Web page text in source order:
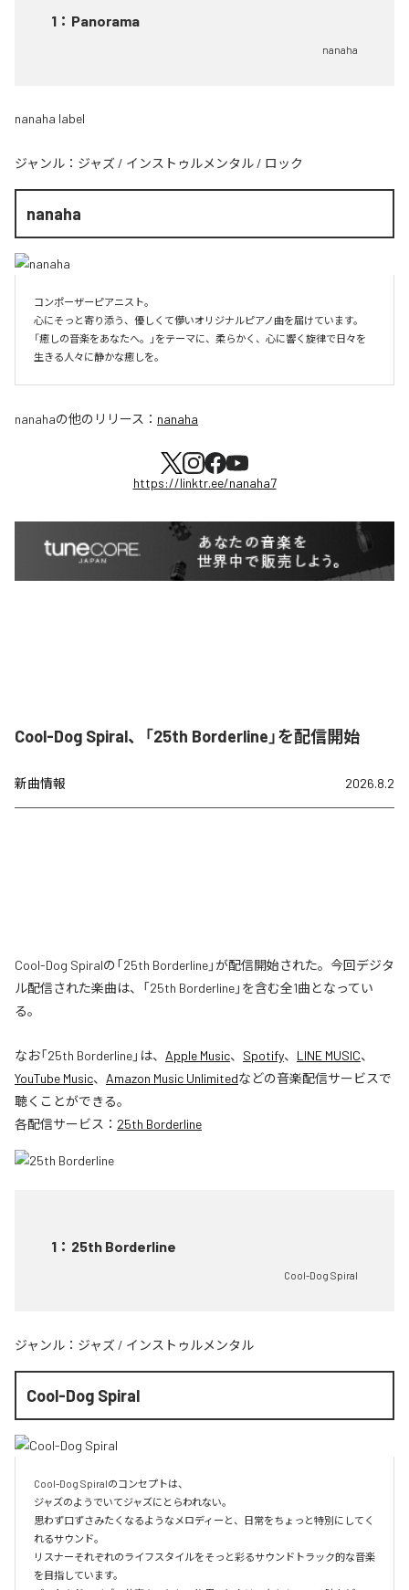
1 ： Panorama
nanaha
nanaha label
ジャンル： ジャズ / インストゥルメンタル / ロック
nanaha
コンポーザーピアニスト。
心にそっと寄り添う、優しくて儚いオリジナルピアノ曲を届けています。
「癒しの音楽をあなたへ。」をテーマに、柔らかく、心に響く旋律で日々を
生きる人々に静かな癒しを。
nanahaの他のリリース： nanaha
https://linktr.ee/nanaha7
Cool-Dog Spiral、「25th Borderline」を配信開始
新曲情報 2026.8.2
Cool-Dog Spiralの「25th Borderline」が配信開始された。今回デジタ
ル配信された楽曲は、「25th Borderline」を含む全1曲となってい
る。
なお「25th Borderline」は、 Apple Music、 Spotify、 LINE MUSIC、
YouTube Music、 Amazon Music Unlimitedなどの音楽配信サービスで
聴くことができる。
各配信サービス： 25th Borderline
1 ： 25th Borderline
Cool-Dog Spiral
ジャンル： ジャズ / インストゥルメンタル
Cool-Dog Spiral
Cool-Dog Spiralのコンセプトは、
ジャズのようでいてジャズにとらわれない。
思わず口ずさみたくなるようなメロディーと、日常をちょっと特別にしてく
れるサウンド。
リスナーそれぞれのライフスタイルをそっと彩るサウンドトラック的な音楽
を目指しています。